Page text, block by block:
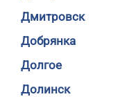
Дмитровск
Добрянка
Долгое
Долинск